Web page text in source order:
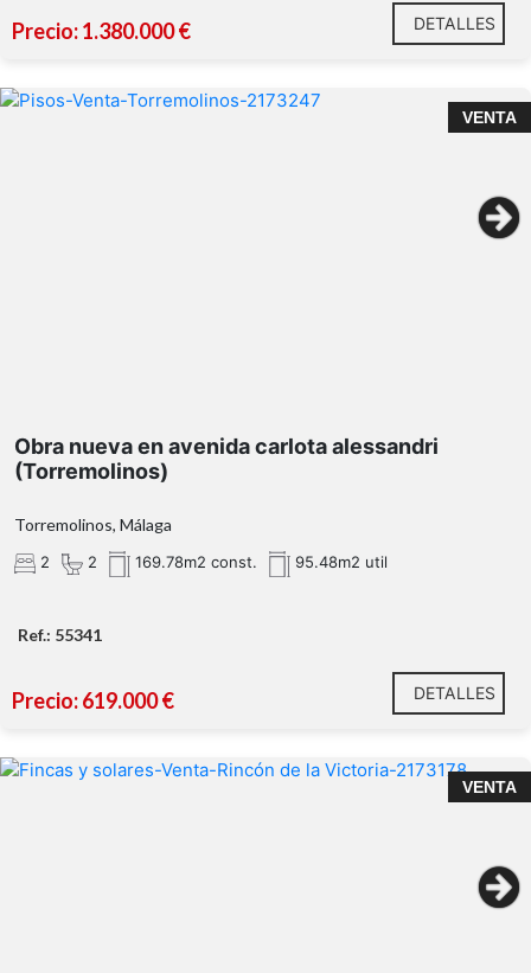
Precio: 1.380.000 € DETALLES
VENTA
Obra nueva en avenida carlota alessandri
(Torremolinos)
Torremolinos, Málaga
2 2 169.78m2 const. 95.48m2 util
Ref.: 55341
Precio: 619.000 € DETALLES
VENTA
¡PARCELA URBANA CON POSIBILIDAD DE HACER 2